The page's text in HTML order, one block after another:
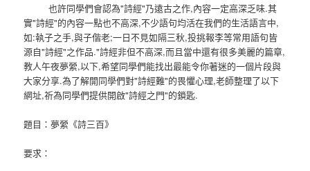
也許同學們會認為"詩經"乃遠古之作,內容一定高深乏味.其
實"詩經"的內容一點也不高深,不少語句均活在我們的生活語言中,
如:執子之手,與子偕老;一日不見如隔三秋,投挑報李等常用語句皆
源自"詩經"之作品."詩經非但不高深,而且當中還有很多美麗的篇章,
教人午夜夢縈,以下,希望同學們能找出最能令你著迷的一個片段與
大家分享.為了解開同學們對"詩經難"的畏懼心理,老師整理了以下
網址,祈為同學們提供開啟"詩經之門"的鎖匙.
題目：夢縈《詩三百》
要求：